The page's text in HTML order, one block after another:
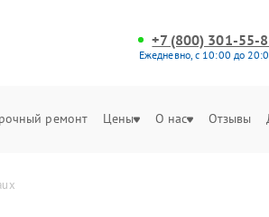
+7 (800) 301-55-
Ежедневно, с 10:00 до
ремонт Цены О нас Отзывы